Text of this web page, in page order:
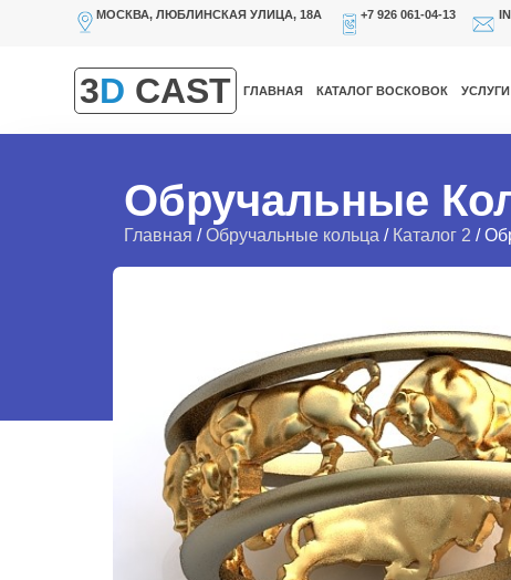
МОСКВА, ЛЮБЛИНСКАЯ УЛИЦА, 18А +7 926 061-04-13
3D CAST ГЛАВНАЯ КАТАЛОГ ВОСКОВОК УСЛУГИ
Обручальные
Главная /Обручальные кольца / Каталог 2 /